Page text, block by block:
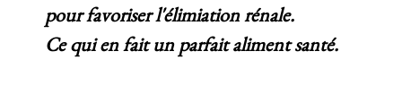
pour favoriser l'élimiation rénale.
Ce qui en fait un parfait aliment santé.